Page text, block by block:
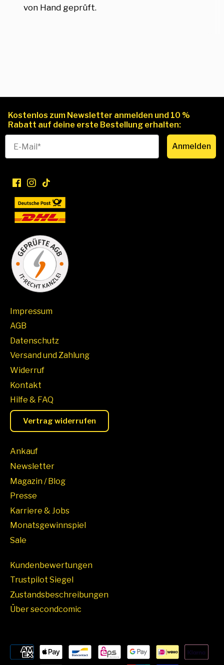
von Hand geprüft.
Kostenlos zum Newsletter anmelden und 10 %
Rabatt auf deine erste Bestellung erhalten:
Anmelden
Impressum
AGB
Datenschutz
Versand und Zahlung
Widerruf
Kontakt
Hilfe & FAQ
Vertrag widerrufen
Ankauf
Newsletter
Magazin / Blog
Presse
Karriere & Jobs
Monatsgewinnspiel
Sale
Kundenbewertungen
Trustpilot Siegel
Zustandsbeschreibungen
Über secondcomic